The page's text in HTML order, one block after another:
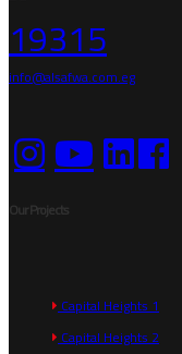
19315
info@alsafwa.com.eg
Our Projects
Capital Heights 1
Capital Heights 2